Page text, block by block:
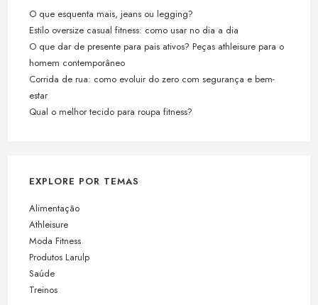
O que esquenta mais, jeans ou legging?
Estilo oversize casual fitness: como usar no dia a dia
O que dar de presente para pais ativos? Peças athleisure para o
homem contemporâneo
Corrida de rua: como evoluir do zero com segurança e bem-
estar
Qual o melhor tecido para roupa fitness?
EXPLORE POR TEMAS
Alimentação
Athleisure
Moda Fitness
Produtos Larulp
Saúde
Treinos